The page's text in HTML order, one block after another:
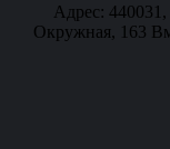
Адрес:
Окружная, 163